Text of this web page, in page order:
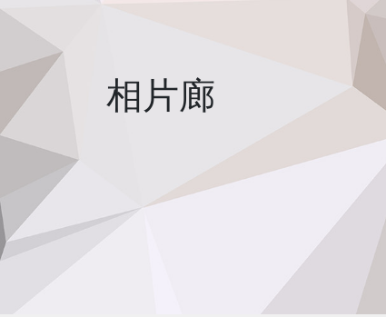
相片廊